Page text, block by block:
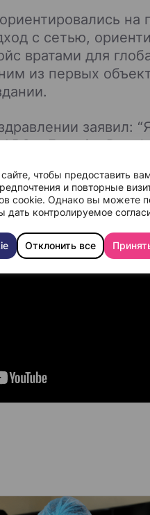
чтобы предоставить
и повторные
cookie. Однако вы можете
дать контролируемое
Отклонить все
на
с сетью,
вратами для
из первых
заявил:
и Farpoint
проектов в
здравоохранения